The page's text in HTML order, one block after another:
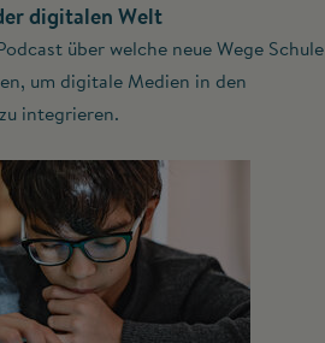
digitalen Welt
über welche neue Wege Schule
um digitale Medien in den
integrieren.